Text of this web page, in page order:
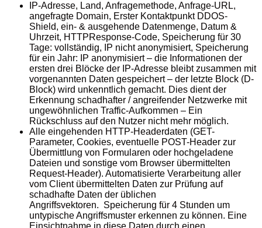
IP-Adresse, Land, Anfragemethode, Anfrage-URL,
angefragte Domain, Erster Kontaktpunkt DDOS-
Shield, ein- & ausgehende Datenmenge, Datum &
Uhrzeit, HTTPResponse-Code, Speicherung für 30
Tage: vollständig, IP nicht anonymisiert, Speicherung
für ein Jahr: IP anonymisiert – die Informationen der
ersten drei Blöcke der IP-Adresse bleibt zusammen mit
vorgenannten Daten gespeichert – der letzte Block (D-
Block) wird unkenntlich gemacht. Dies dient der
Erkennung schadhafter / angreifender Netzwerke mit
ungewöhnlichen Traffic-Aufkommen – Ein
Rückschluss auf den Nutzer nicht mehr möglich.
Alle eingehenden HTTP-Headerdaten (GET-
Parameter, Cookies, eventuelle POST-Header zur
Übermittlung von Formularen oder hochgeladene
Dateien und sonstige vom Browser übermittelten
Request-Header). Automatisierte Verarbeitung aller
vom Client übermittelten Daten zur Prüfung auf
schadhafte Daten der üblichen
Angriffsvektoren. Speicherung für 4 Stunden um
untypische Angriffsmuster erkennen zu können. Eine